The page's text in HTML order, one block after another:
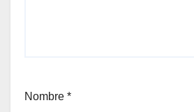
Nombre *